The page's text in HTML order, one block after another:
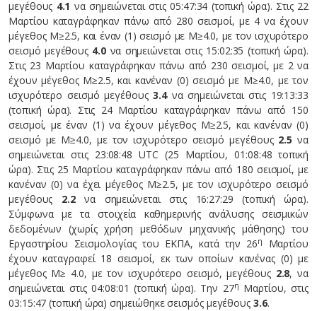
μεγέθους 4.1 να σημειώνεται στις 05:47:34 (τοπική ώρα). Στις 22
Μαρτίου καταγράφηκαν πάνω από 280 σεισμοί, με 4 να έχουν
μέγεθος Μ≥2.5, και έναν (1) σεισμό με Μ≥4.0, με τον ισχυρότερο
σεισμό μεγέθους 4.0 να σημειώνεται στις 15:02:35 (τοπική ώρα).
Στις 23 Μαρτίου καταγράφηκαν πάνω από 230 σεισμοί, με 2 να
έχουν μέγεθος Μ≥2.5, και κανέναν (0) σεισμό με Μ≥4.0, με τον
ισχυρότερο σεισμό μεγέθους3.4 να σημειώνεται στις 19:13:33
(τοπική ώρα). Στις 24 Μαρτίου καταγράφηκαν πάνω από 150
σεισμοί, με έναν (1) να έχουν μέγεθος Μ≥2.5, και κανέναν (0)
σεισμό με Μ≥4.0, με τον ισχυρότερο σεισμό μεγέθους 2.5να
σημειώνεται στις 23:08:48 UTC (25 Μαρτίου, 01:08:48 τοπική
ώρα). Στις 25 Μαρτίου καταγράφηκαν πάνω από 180 σεισμοί, με
κανέναν (0) να έχει μέγεθος Μ≥2.5, με τον ισχυρότερο σεισμό
μεγέθους 2.2να σημειώνεται στις 16:27:29 (τοπική ώρα).
Σύμφωνα με τα στοιχεία καθημερινής ανάλυσης σεισμικών
δεδομένων (χωρίς χρήση μεθόδων μηχανικής μάθησης) του
Εργαστηρίου Σεισμολογίας του ΕΚΠΑ, κατά την 26η
Μαρτίου
έχουν καταγραφεί 18 σεισμοί, εκ των οποίων κανένας (0) με
μέγεθος M≥ 4.0, με τον ισχυρότερο σεισμό, μεγέθους 2.8, να
σημειώνεται στις 04:08:01 (τοπική ώρα). Την 27η Μαρτίου, στις
03:15:47 (τοπική ώρα) σημειώθηκε σεισμός μεγέθους3.6.